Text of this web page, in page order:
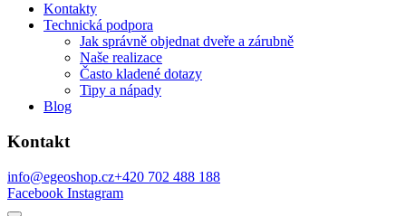
Kontakty
Technická podpora
Jak správně objednat dveře a zárubně
Naše realizace
Často kladené dotazy
Tipy a nápady
Blog
Kontakt
info@egeoshop.cz+420 702 488 188
Facebook Instagram